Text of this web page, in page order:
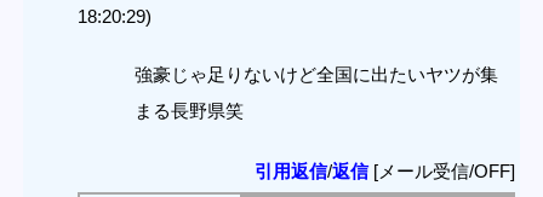
18:20:29)
強豪じゃ足りないけど全国に出たいヤツが集
まる長野県笑
引用返信/返信[メール受信/OFF]